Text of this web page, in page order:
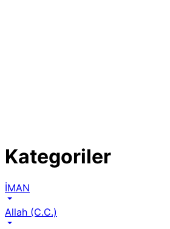
Kategoriler
İMAN
Allah (C.C.)